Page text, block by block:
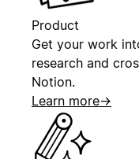
Product
Get your work
research and
Notion.
Learn more→